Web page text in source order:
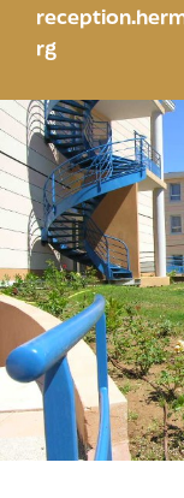
rg